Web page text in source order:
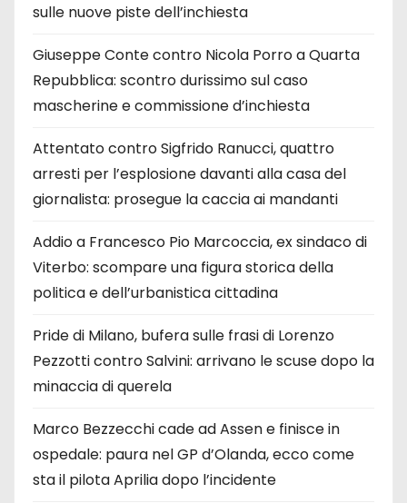
sulle nuove piste dell’inchiesta
Giuseppe Conte contro Nicola Porro a Quarta
Repubblica: scontro durissimo sul caso
mascherine e commissione d’inchiesta
Attentato contro Sigfrido Ranucci, quattro
arresti per l’esplosione davanti alla casa del
giornalista: prosegue la caccia ai mandanti
Addio a Francesco Pio Marcoccia, ex sindaco di
Viterbo: scompare una figura storica della
politica e dell’urbanistica cittadina
Pride di Milano, bufera sulle frasi di Lorenzo
Pezzotti contro Salvini: arrivano le scuse dopo la
minaccia di querela
Marco Bezzecchi cade ad Assen e finisce in
ospedale: paura nel GP d’Olanda, ecco come
sta il pilota Aprilia dopo l’incidente